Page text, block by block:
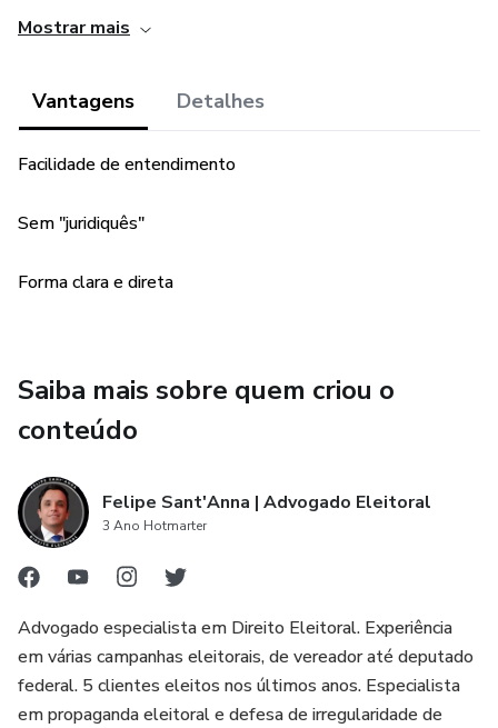
Mostrar mais
Vantagens Detalhes
Facilidade de entendimento
Sem "juridiquês"
Forma clara e direta
Saiba mais sobre quem criou o
conteúdo
Felipe Sant'Anna | Advogado Eleitoral
3 Ano Hotmarter
Advogado especialista em Direito Eleitoral. Experiência
em várias campanhas eleitorais, de vereador até deputado
federal. 5 clientes eleitos nos últimos anos. Especialista
em propaganda eleitoral e defesa de irregularidade de